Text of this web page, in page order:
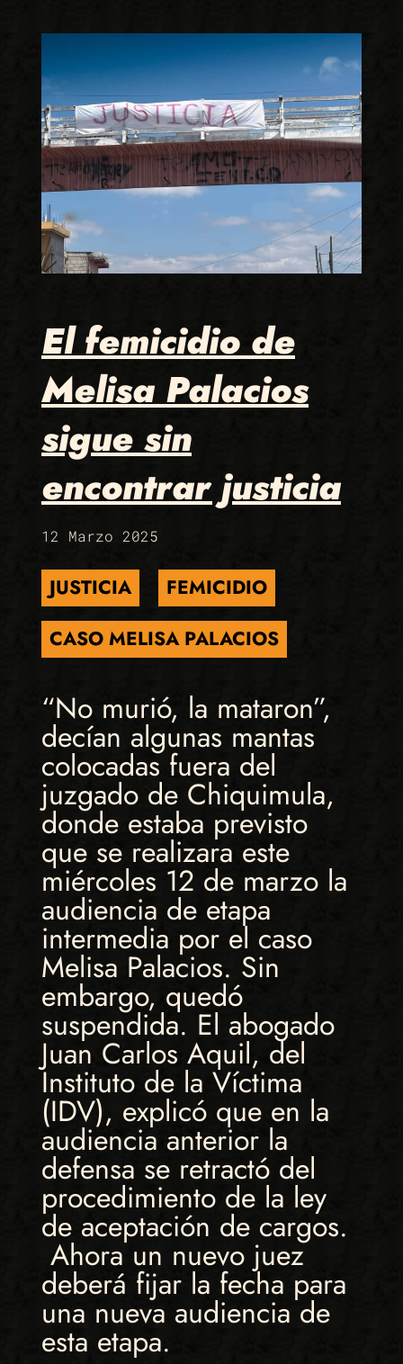
El femicidio de
Melisa Palacios
sigue sin
encontrar justicia
12 Marzo 2025
JUSTICIA
FEMICIDIO
CASO MELISA PALACIOS
“No murió, la mataron”,
decían algunas mantas
colocadas fuera del
juzgado de Chiquimula,
donde estaba previsto
que se realizara este
miércoles 12 de marzo la
audiencia de etapa
intermedia por el caso
Melisa Palacios. Sin
embargo, quedó
suspendida. El abogado
Juan Carlos Aquil, del
Instituto de la Víctima
(IDV), explicó que en la
audiencia anterior la
defensa se retractó del
procedimiento de la ley
de aceptación de cargos.
Ahora un nuevo juez
deberá fijar la fecha para
una nueva audiencia de
esta etapa.